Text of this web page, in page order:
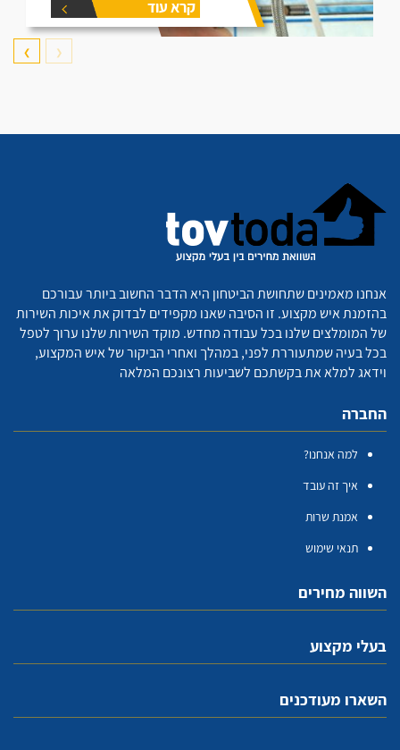
קרא עוד
❮
❯
אנחנו מאמינים שתחושת הביטחון היא הדבר החשוב ביותר עבורכם
בהזמנת איש מקצוע. זו הסיבה שאנו מקפידים לבדוק את איכות השירות
של המומלצים שלנו בכל עבודה מחדש. מוקד השירות שלנו ערוך לטפל
בכל בעיה שמתעוררת לפני, במהלך ואחרי הביקור של איש המקצוע,
וידאג למלא את בקשתכם לשביעות רצונכם המלאה
החברה
למה אנחנו?
איך זה עובד
אמנת שרות
תנאי שימוש
השווה מחירים
בעלי מקצוע
השארו מעודכנים